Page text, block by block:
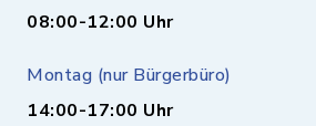
08:00-12:00 Uhr
Montag (nur Bürgerbüro)
14:00-17:00 Uhr